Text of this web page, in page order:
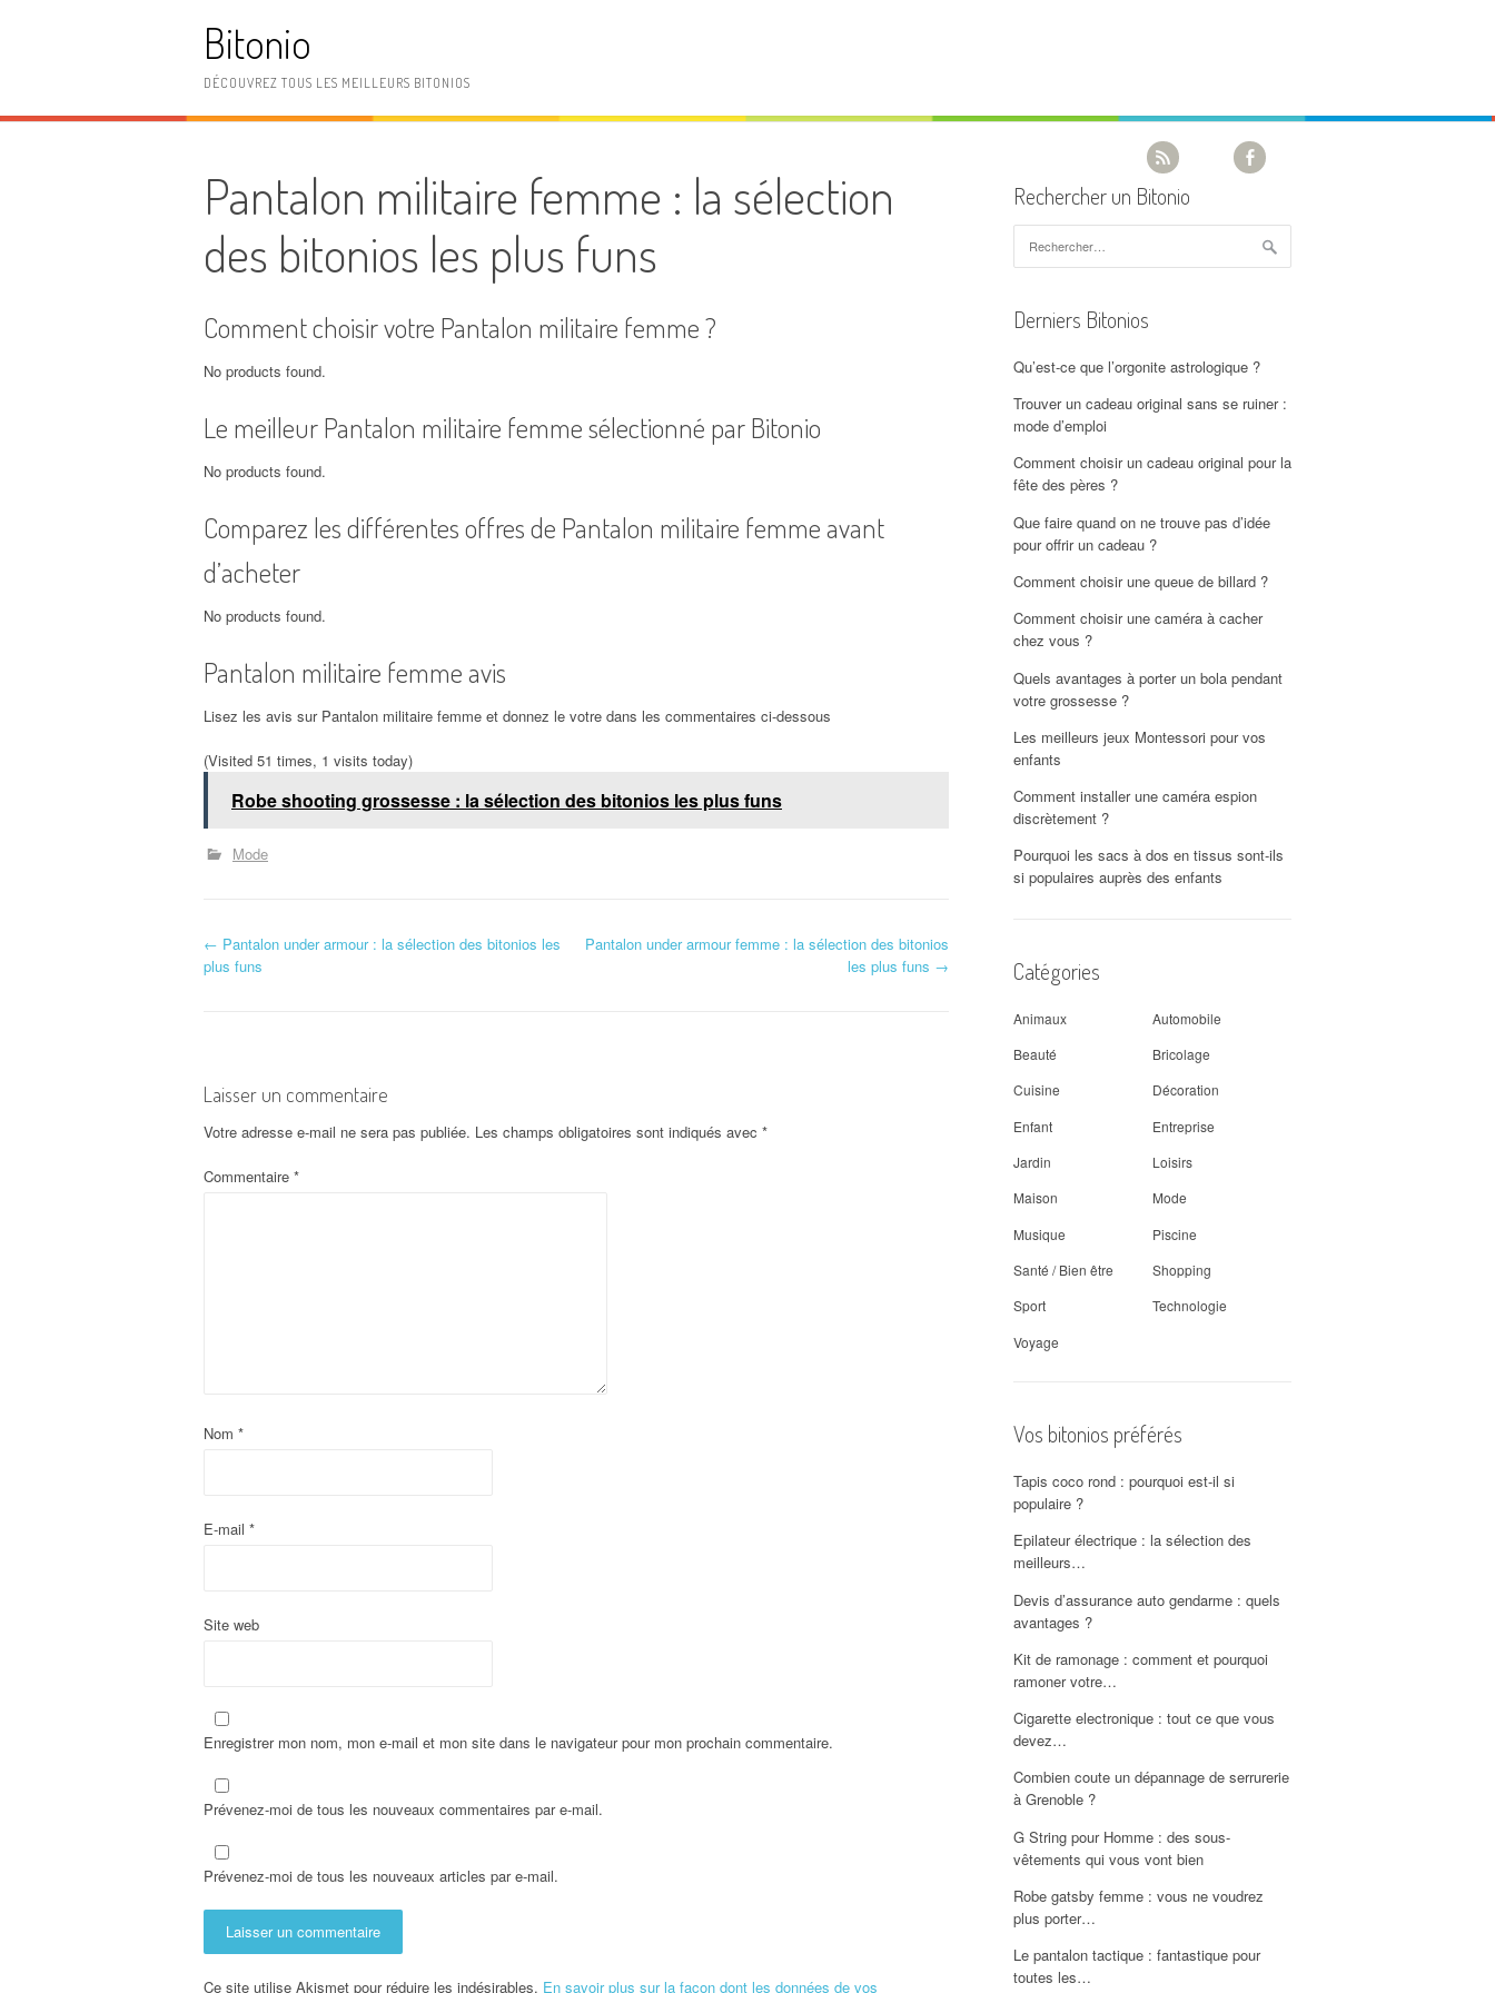
Bitonio
DÉCOUVREZ TOUS LES MEILLEURS BITONIOS
Pantalon militaire femme : la sélection
des bitonios les plus funs
Comment choisir votre Pantalon militaire femme ?
No products found.
Le meilleur Pantalon militaire femme sélectionné par Bitonio
No products found.
Comparez les différentes offres de Pantalon militaire femme avant
d’acheter
No products found.
Pantalon militaire femme avis
Lisez les avis sur Pantalon militaire femme et donnez le votre dans les commentaires ci-dessous
(Visited 51 times, 1 visits today)
Robe shooting grossesse : la sélection des bitonios les plus funs
Mode
N
i
g
a
d
a
t
c
l
e
← Pantalon under armour : la sélection des bitonios les
plus funs
Pantalon under armour femme : la sélection des bitonios
les plus funs →
Laisser un commentaire
Votre adresse e-mail ne sera pas publiée. Les champs obligatoires sont indiqués avec *
Commentaire *
Nom *
E-mail *
Site web
Enregistrer mon nom, mon e-mail et mon site dans le navigateur pour mon prochain commentaire.
Prévenez-moi de tous les nouveaux commentaires par e-mail.
Prévenez-moi de tous les nouveaux articles par e-mail.
Ce site utilise Akismet pour réduire les indésirables. En savoir plus sur la façon dont les données de vos
Rechercher un Bitonio
Derniers Bitonios
Qu’est-ce que l’orgonite astrologique ?
Trouver un cadeau original sans se ruiner :
mode d’emploi
Comment choisir un cadeau original pour la
fête des pères ?
Que faire quand on ne trouve pas d’idée
pour offrir un cadeau ?
Comment choisir une queue de billard ?
Comment choisir une caméra à cacher
chez vous ?
Quels avantages à porter un bola pendant
votre grossesse ?
Les meilleurs jeux Montessori pour vos
enfants
Comment installer une caméra espion
discrètement ?
Pourquoi les sacs à dos en tissus sont-ils
si populaires auprès des enfants
Catégories
Animaux
Automobile
Beauté
Bricolage
Cuisine
Décoration
Enfant
Entreprise
Jardin
Loisirs
Maison
Mode
Musique
Piscine
Santé / Bien être
Shopping
Sport
Technologie
Voyage
Vos bitonios préférés
Tapis coco rond : pourquoi est-il si
populaire ?
Epilateur électrique : la sélection des
meilleurs…
Devis d’assurance auto gendarme : quels
avantages ?
Kit de ramonage : comment et pourquoi
ramoner votre…
Cigarette electronique : tout ce que vous
devez…
Combien coute un dépannage de serrurerie
à Grenoble ?
G String pour Homme : des sous-
vêtements qui vous vont bien
Robe gatsby femme : vous ne voudrez
plus porter…
Le pantalon tactique : fantastique pour
toutes les…